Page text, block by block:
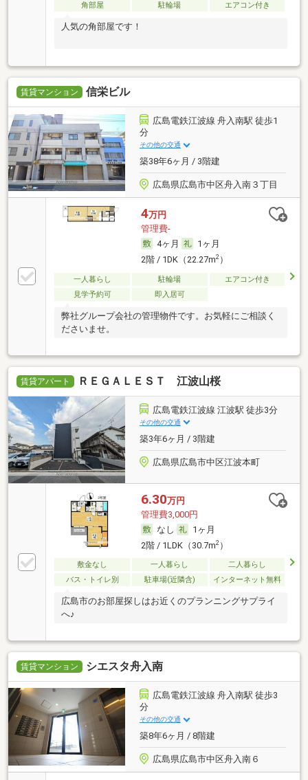
角部屋
駐輪場 エアコン付き
人気の角部屋です！
賃貸マンション 信栄ビル
広島電鉄江波線 舟入南駅 徒歩1
分
その他の交通
築38年6ヶ月 / 3階建
広島県広島市中区舟入南３丁目
4万円
管理費-
4ヶ月
1ヶ月
2階 / 1DK（22.27m2）
一人暮らし 駐輪場
エアコン付き
見学予約可
即入居可
弊社グループ会社の管理物件です。お気軽にご相談く
ださいませ。
賃貸アパート ＲＥＧＡＬＥＳＴ 江波山桜
広島電鉄江波線 江波駅 徒歩3分
その他の交通
築3年6ヶ月 / 3階建
広島県広島市中区江波本町
6.30万円
管理費3,000円
なし
1ヶ月
2階 / 1LDK（30.7m2）
敷金なし 一人暮らし
二人暮らし
バス・トイレ別
駐車場(近隣含) インターネット無料
広島市のお部屋探しはお近くのプランニングサプライ
へ♪
賃貸マンション シエスタ舟入南
広島電鉄江波線 舟入南駅 徒歩3
分
その他の交通
築8年6ヶ月 / 8階建
広島県広島市中区舟入南６